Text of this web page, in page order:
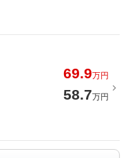
69.9万円
58.7万円